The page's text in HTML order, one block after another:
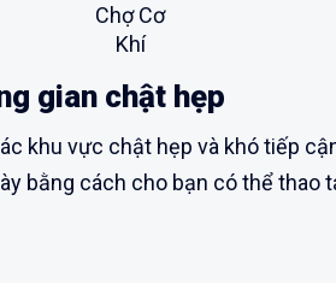
Chợ Cơ
Khí
gian chật hẹp
khu vực chật hẹp và khó tiếp
bằng cách cho bạn có thể thao